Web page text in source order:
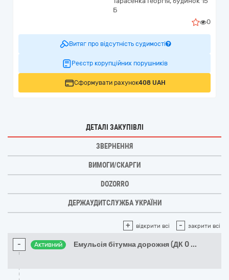
Б
0
Витяг про відсутність судимості
Реєстр корупційних порушників
Сформувати рахунок408 UAH
ДЕТАЛІ ЗАКУПІВЛІ
ЗВЕРНЕННЯ
ВИМОГИ/СКАРГИ
DOZORRO
ДЕРЖАУДИТСЛУЖБА УКРАЇНИ
+ відкрити всі - закрити всі
- Активний Емульсія бітумна дорожня (ДК 0 ...